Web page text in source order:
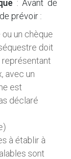
: Avant de
prévoir :
un chèque
doit
représentant
avec un
est
déclaré
à établir à
sont